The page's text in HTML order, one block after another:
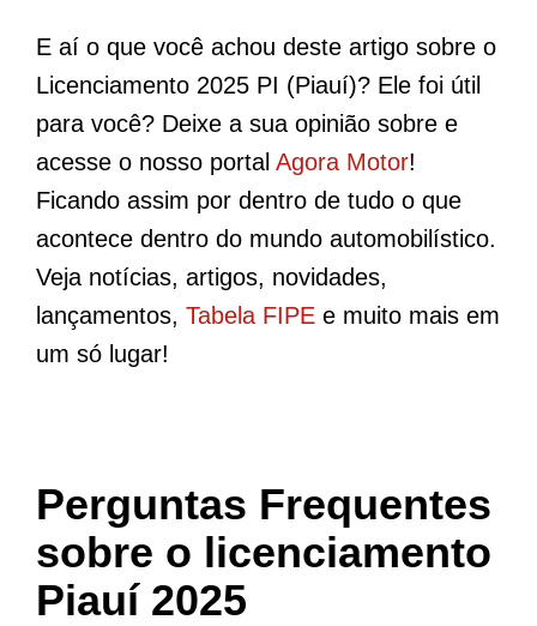
E aí o que você achou deste artigo sobre o
Licenciamento 2025 PI (Piauí)? Ele foi útil
para você? Deixe a sua opinião sobre e
acesse o nosso portal Agora Motor!
Ficando assim por dentro de tudo o que
acontece dentro do mundo automobilístico.
Veja notícias, artigos, novidades,
lançamentos, Tabela FIPE e muito mais em
um só lugar!
Perguntas Frequentes
sobre o licenciamento
Piauí 2025